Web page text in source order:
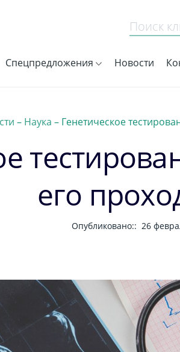
Спецпредложения Новости
– Наука –Генетическое
его
Опубликовано:: 26